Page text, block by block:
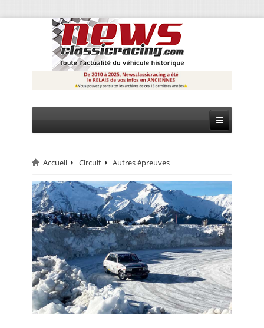
CIRCUIT
RALLYE
MONTAGNE
EVÈNEMENTS
CALENDRIER
FOCUS
Accueil Circuit Autres épreuves